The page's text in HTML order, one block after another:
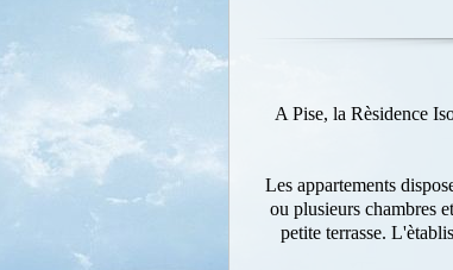
A Pise, la Rèsidence
Les appartements
ou plusieurs chambres
petite terrasse.